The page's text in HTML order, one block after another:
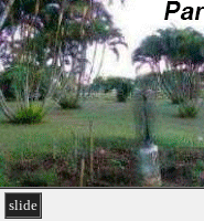
slide